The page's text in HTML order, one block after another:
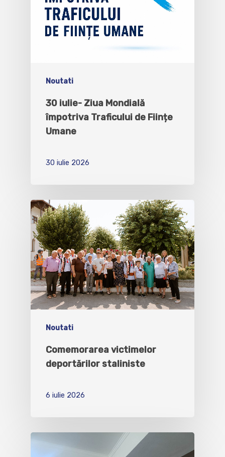
Noutati
30 iulie- Ziua Mondială
împotriva Traficului de Ființe
Umane
30 iulie 2026
Noutati
Comemorarea victimelor
deportărilor staliniste
6 iulie 2026